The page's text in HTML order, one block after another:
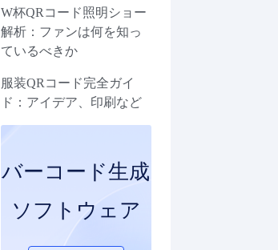
W杯QRコード照明ショー
解析：ファンは何を知っ
ているべきか
服装QRコード完全ガイ
ド：アイデア、印刷など
バーコード生成
ソフトウェア